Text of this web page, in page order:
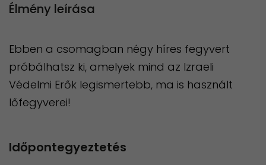
Élmény leírása
Ebben a csomagban négy híres fegyvert
próbálhatsz ki, amelyek mind az Izraeli
Védelmi Erők legismertebb, ma is használt
lőfegyverei!
Időpontegyeztetés